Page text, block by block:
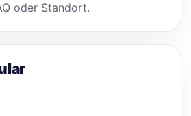
oder Standort.